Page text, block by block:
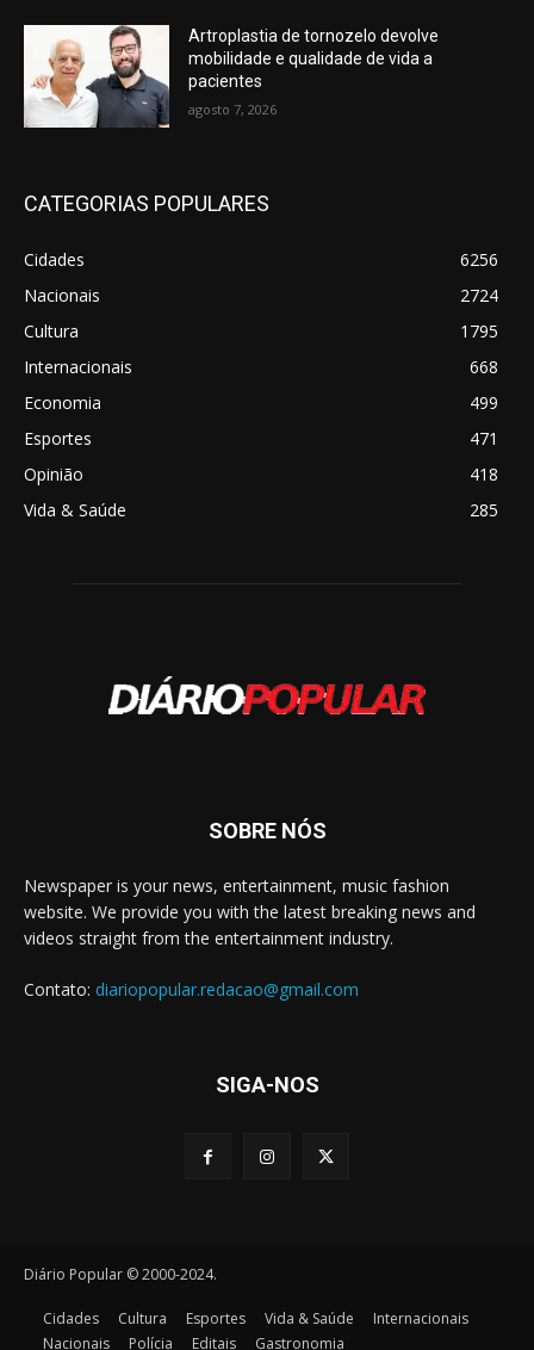
Artroplastia de tornozelo devolve
mobilidade e qualidade de vida a
pacientes
agosto 7, 2026
CATEGORIAS POPULARES
Cidades
6256
Nacionais
2724
Cultura
1795
Internacionais
668
Economia
499
Esportes
471
Opinião
418
Vida & Saúde
285
SOBRE NÓS
Newspaper is your news, entertainment, music fashion
website. We provide you with the latest breaking news and
videos straight from the entertainment industry.
Contato: diariopopular.redacao@gmail.com
SIGA-NOS
Diário Popular © 2000-2024.
Cidades Cultura Esportes Vida & Saúde
Internacionais
Nacionais
Polícia Editais Gastronomia